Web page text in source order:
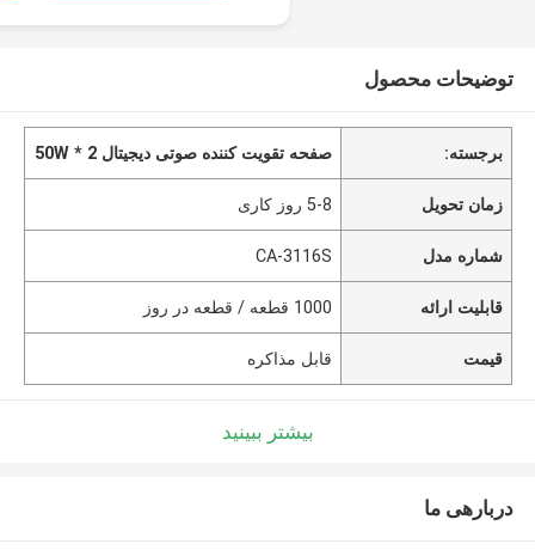
توضیحات محصول
برجسته: صفحه تقویت کننده صوتی دیجیتال 50W * 2
زمان تحویل 5-8 روز کاری
شماره مدل CA-3116S
قابلیت ارائه 1000 قطعه / قطعه در روز
قیمت قابل مذاکره
بیشتر ببینید
دربارهی ما